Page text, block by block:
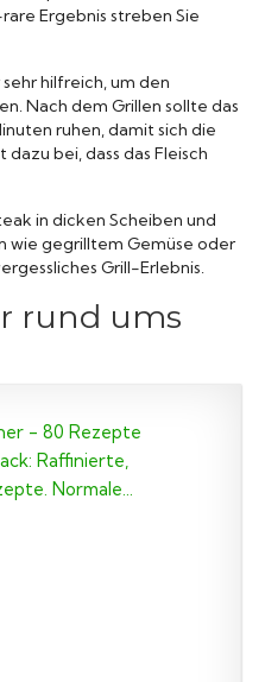
Ergebnis streben Sie
hilfreich, um den
Nach dem Grillen sollte das
ruhen, damit sich die
bei, dass das Fleisch
in dicken Scheiben und
wie gegrilltem Gemüse oder
Grill-Erlebnis.
rund ums